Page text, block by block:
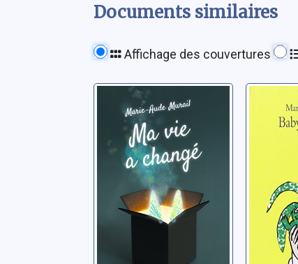
Documents similaires
Affichage des couvertures
Ma vie a changé
Murail, Marie-Aude Murail,